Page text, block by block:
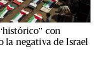
con
la negativa de Israel